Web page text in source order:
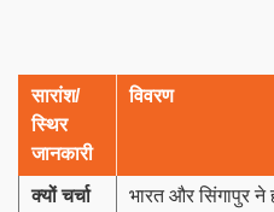
सारांश/
स्थिर
जानकारी
विवरण
क्यों चर्चा
भारत और सिंगापुर ने